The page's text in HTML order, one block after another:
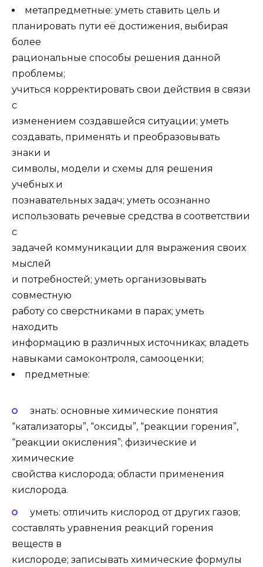
метапредметные: уметь ставить цель и
планировать пути её достижения, выбирая
более
рациональные способы решения данной
проблемы;
учиться корректировать свои действия в связи
с
изменением создавшейся ситуации; уметь
создавать, применять и преобразовывать
знаки и
символы, модели и схемы для решения
учебных и
познавательных задач; уметь осознанно
использовать речевые средства в соответствии
с
задачей коммуникации для выражения своих
мыслей
и потребностей; уметь организовывать
совместную
работу со сверстниками в парах; уметь
находить
информацию в различных источниках; владеть
навыками самоконтроля, самооценки;
предметные:
знать: основные химические понятия
“катализаторы”, “оксиды”, “реакции горения”,
“реакции окисления”; физические и
химические
свойства кислорода; области применения
кислорода.
уметь: отличить кислород от других газов;
составлять уравнения реакций горения
веществ в
кислороде; записывать химические формулы